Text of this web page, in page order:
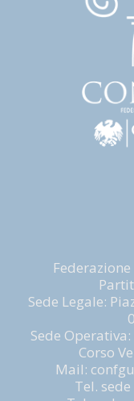
Sede Legale:
Sede
Corso
Mail:
Tel.